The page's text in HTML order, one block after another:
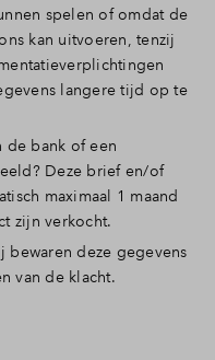
spelen of omdat de
kan uitvoeren, tenzij
langere tijd op te
de bank of een
Deze brief en/of
maximaal 1 maand
zijn verkocht.
deze gegevens
van de klacht.